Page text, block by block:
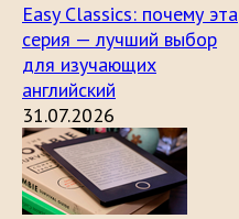
Easy Classics: почему эта
серия — лучший выбор
для изучающих
английский
31.07.2026